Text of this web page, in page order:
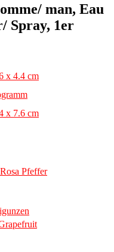
man, Eau
Spray, 1er
x 4.4 cm
x 7.6 cm
Pfeffer